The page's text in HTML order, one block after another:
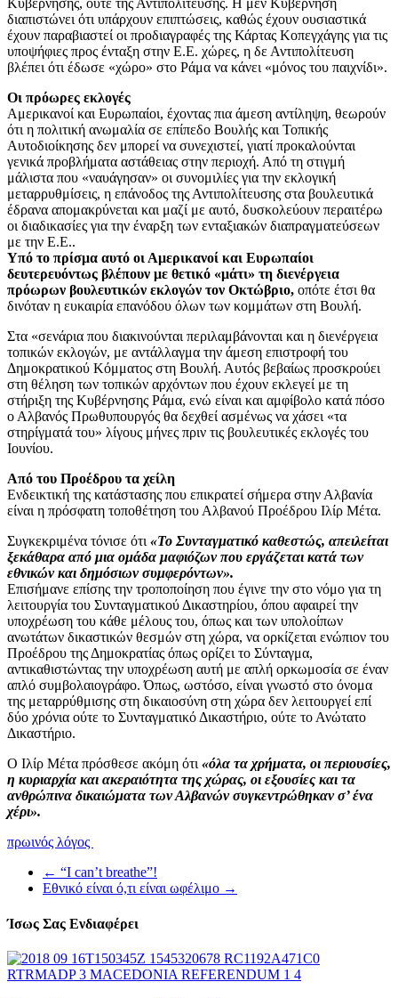
Κυβέρνησης, ούτε της Αντιπολίτευσης. Η μεν Κυβέρνηση
διαπιστώνει ότι υπάρχουν επιπτώσεις, καθώς έχουν ουσιαστικά
έχουν παραβιαστεί οι προδιαγραφές της Κάρτας Κοπεγχάγης για τις
υποψήφιες προς ένταξη στην Ε.Ε. χώρες, η δε Αντιπολίτευση
βλέπει ότι έδωσε «χώρο» στο Ράμα να κάνει «μόνος του παιχνίδι».
Οι πρόωρες εκλογές
Αμερικανοί και Ευρωπαίοι, έχοντας πια άμεση αντίληψη, θεωρούν
ότι η πολιτική ανωμαλία σε επίπεδο Βουλής και Τοπικής
Αυτοδιοίκησης δεν μπορεί να συνεχιστεί, γιατί προκαλούνται
γενικά προβλήματα αστάθειας στην περιοχή. Από τη στιγμή
μάλιστα που «ναυάγησαν» οι συνομιλίες για την εκλογική
μεταρρυθμίσεις, η επάνοδος της Αντιπολίτευσης στα βουλευτικά
έδρανα απομακρύνεται και μαζί με αυτό, δυσκολεύουν περαιτέρω
οι διαδικασίες για την έναρξη των ενταξιακών διαπραγματεύσεων
με την Ε.Ε..
Υπό το πρίσμα αυτό οι Αμερικανοί και Ευρωπαίοι
δευτερευόντως βλέπουν με θετικό «μάτι» τη διενέργεια
πρόωρων βουλευτικών εκλογών τον Οκτώβριο, οπότε έτσι θα
δινόταν η ευκαιρία επανόδου όλων των κομμάτων στη Βουλή.
Στα «σενάρια που διακινούνται περιλαμβάνονται και η διενέργεια
τοπικών εκλογών, με αντάλλαγμα την άμεση επιστροφή του
Δημοκρατικού Κόμματος στη Βουλή. Αυτός βεβαίως προσκρούει
στη θέληση των τοπικών αρχόντων που έχουν εκλεγεί με τη
στήριξη της Κυβέρνησης Ράμα, ενώ είναι και αμφίβολο κατά πόσο
ο Αλβανός Πρωθυπουργός θα δεχθεί ασμένως να χάσει «τα
στηρίγματά του» λίγους μήνες πριν τις βουλευτικές εκλογές του
Ιουνίου.
Από του Προέδρου τα χείλη
Ενδεικτική της κατάστασης που επικρατεί σήμερα στην Αλβανία
είναι η πρόσφατη τοποθέτηση του Αλβανού Προέδρου Ιλίρ Μέτα.
Συγκεκριμένα τόνισε ότι «Το Συνταγματικό καθεστώς, απειλείται
ξεκάθαρα από μια ομάδα μαφιόζων που εργάζεται κατά των
εθνικών και δημόσιων συμφερόντων».
Επισήμανε επίσης την τροποποίηση που έγινε την στο νόμο για τη
λειτουργία του Συνταγματικού Δικαστηρίου, όπου αφαιρεί την
υποχρέωση του κάθε μέλους του, όπως και των υπολοίπων
ανωτάτων δικαστικών θεσμών στη χώρα, να ορκίζεται ενώπιον του
Προέδρου της Δημοκρατίας όπως ορίζει το Σύνταγμα,
αντικαθιστώντας την υποχρέωση αυτή με απλή ορκωμοσία σε έναν
απλό συμβολαιογράφο. Όπως, ωστόσο, είναι γνωστό στο όνομα
της μεταρρύθμισης στη δικαιοσύνη στη χώρα δεν λειτουργεί επί
δύο χρόνια ούτε το Συνταγματικό Δικαστήριο, ούτε το Ανώτατο
Δικαστήριο.
Ο Ιλίρ Μέτα πρόσθεσε ακόμη ότι «όλα τα χρήματα, οι περιουσίες,
η κυριαρχία και ακεραιότητα της χώρας, οι εξουσίες και τα
ανθρώπινα δικαιώματα των Αλβανών συγκεντρώθηκαν σ’ ένα
χέρι».
πρωινός λόγος
← “I can’t breathe”!
Εθνικό είναι ό,τι είναι ωφέλιμο →
Ίσως Σας Ενδιαφέρει